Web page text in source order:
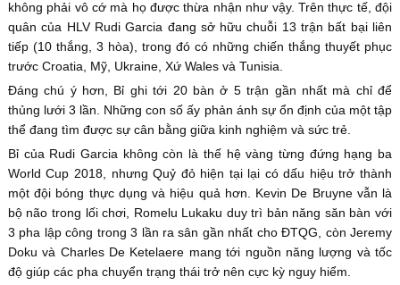
không phải vô cớ mà họ được thừa nhận như vậy. Trên thực tế, đội
quân của HLV Rudi Garcia đang sở hữu chuỗi 13 trận bất bại liên
tiếp (10 thắng, 3 hòa), trong đó có những chiến thắng thuyết phục
trước Croatia, Mỹ, Ukraine, Xứ Wales và Tunisia.
Đáng chú ý hơn, Bỉ ghi tới 20 bàn ở 5 trận gần nhất mà chỉ để
thủng lưới 3 lần. Những con số ấy phản ánh sự ổn định của một tập
thể đang tìm được sự cân bằng giữa kinh nghiệm và sức trẻ.
Bỉ của Rudi Garcia không còn là thế hệ vàng từng đứng hạng ba
World Cup 2018, nhưng Quỷ đỏ hiện tại lại có dấu hiệu trở thành
một đội bóng thực dụng và hiệu quả hơn. Kevin De Bruyne vẫn là
bộ não trong lối chơi, Romelu Lukaku duy trì bản năng săn bàn với
3 pha lập công trong 3 lần ra sân gần nhất cho ĐTQG, còn Jeremy
Doku và Charles De Ketelaere mang tới nguồn năng lượng và tốc
độ giúp các pha chuyển trạng thái trở nên cực kỳ nguy hiểm.